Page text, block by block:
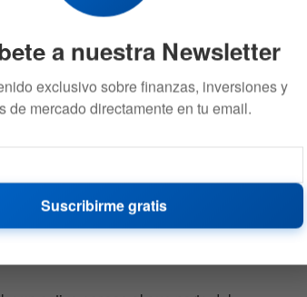
industrial
que el oro, pero además tiene una
vehículos eléctricos) que el oro
alto en cuatro años. Históricamente
sube, la plata tiende a subir más
más nervio.
con cautela en
a nuestra Newsletter
exclusivo sobre finanzas, inversiones y
de mercado directamente en tu email.
Suscribirme gratis